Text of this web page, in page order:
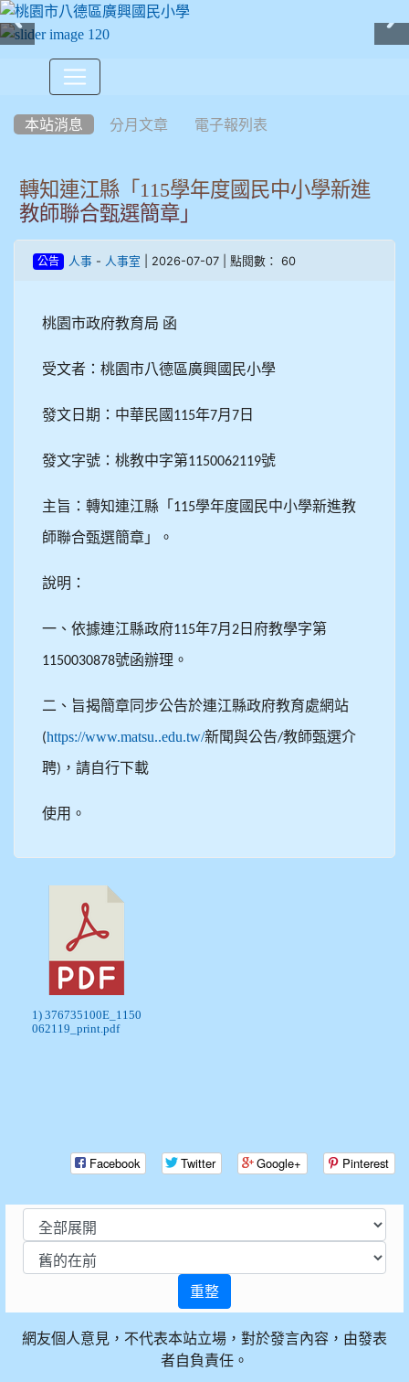
本站消息 分月文章 電子報列表
轉知連江縣「115學年度國民中小學新進
教師聯合甄選簡章」
公告 人事- 人事室 | 2026-07-07 | 點閱數： 60
桃園市政府教育局 函
受文者：桃園市八德區廣興國民小學
發文日期：中華民國 115年7月 7 日
發文字號：桃教中字第1150062119號
主旨：轉知連江縣「 115學年度國民中小學新進教
師聯合甄選簡章」。
說明：
一、依據連江縣政府115年7月 2 日府教學字第
1150030878號函辦理。
二、旨揭簡章同步公告於連江縣政府教育處網站
(https://www.matsu..edu.tw/新聞與公告/教師甄選介
聘) ，請自行下載
使用。
1) 376735100E_1150
062119_print.pdf
Facebook Twitter Google+ Pinterest
重整
網友個人意見，不代表本站立場，對於發言內容，由發表
者自負責任。